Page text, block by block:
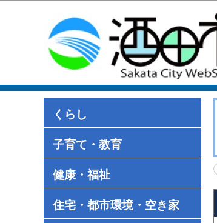
くらし
子育て・教育
健康・福祉
住宅・都市環境・空き家